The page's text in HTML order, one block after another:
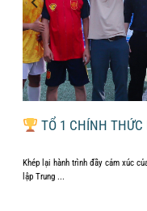
TỔ 1 CHÍNH THỨC
Khép lại hành trình đầy cảm xúc
lập Trung ...